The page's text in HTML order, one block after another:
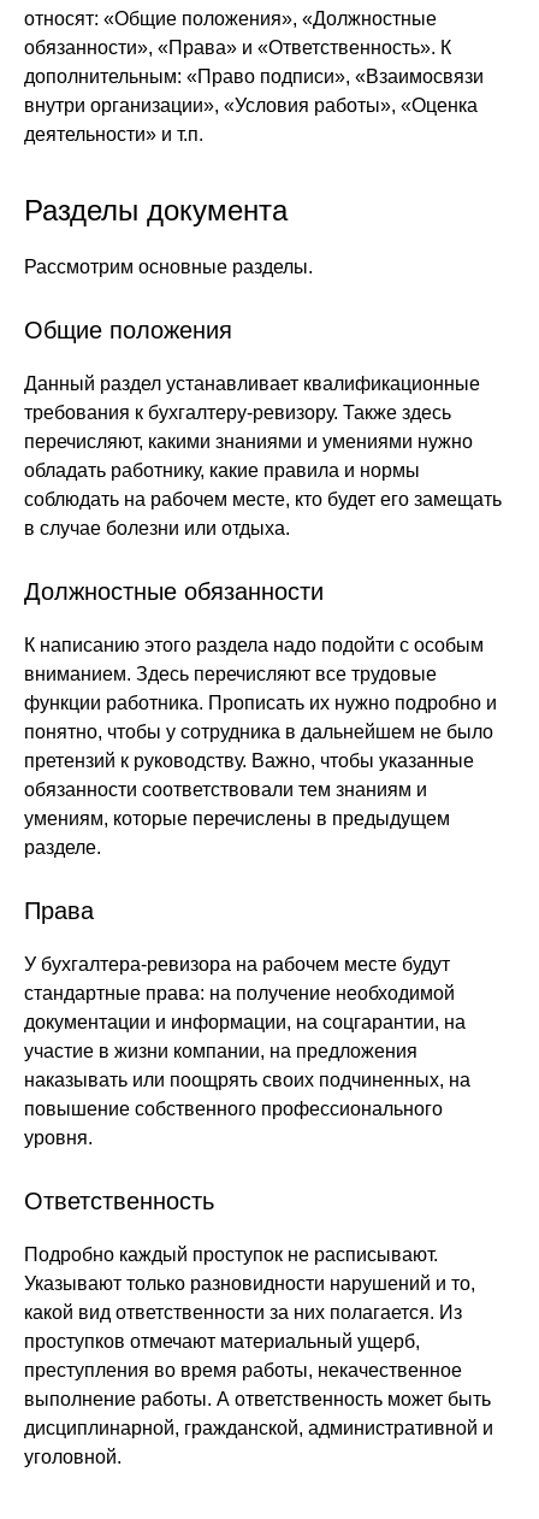
относят: «Общие положения», «Должностные
обязанности», «Права» и «Ответственность». К
дополнительным: «Право подписи», «Взаимосвязи
внутри организации», «Условия работы», «Оценка
деятельности» и т.п.
Разделы документа
Рассмотрим основные разделы.
Общие положения
Данный раздел устанавливает квалификационные
требования к бухгалтеру-ревизору. Также здесь
перечисляют, какими знаниями и умениями нужно
обладать работнику, какие правила и нормы
соблюдать на рабочем месте, кто будет его замещать
в случае болезни или отдыха.
Должностные обязанности
К написанию этого раздела надо подойти с особым
вниманием. Здесь перечисляют все трудовые
функции работника. Прописать их нужно подробно и
понятно, чтобы у сотрудника в дальнейшем не было
претензий к руководству. Важно, чтобы указанные
обязанности соответствовали тем знаниям и
умениям, которые перечислены в предыдущем
разделе.
Права
У бухгалтера-ревизора на рабочем месте будут
стандартные права: на получение необходимой
документации и информации, на соцгарантии, на
участие в жизни компании, на предложения
наказывать или поощрять своих подчиненных, на
повышение собственного профессионального
уровня.
Ответственность
Подробно каждый проступок не расписывают.
Указывают только разновидности нарушений и то,
какой вид ответственности за них полагается. Из
проступков отмечают материальный ущерб,
преступления во время работы, некачественное
выполнение работы. А ответственность может быть
дисциплинарной, гражданской, административной и
уголовной.